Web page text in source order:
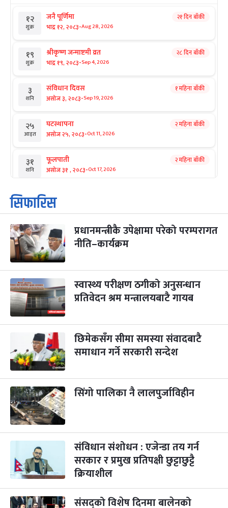
१२
शुक्र
जनै पूर्णिमा
भाद्र १२, २०८३-Aug 28, 2026
२१ दिन बाँकी
१९
शुक्र
श्रीकृष्ण जन्माष्टमी व्रत
भाद्र १९, २०८३-Sep 4, 2026
२८ दिन बाँकी
३
शनि
संविधान दिवस
असोज ३, २०८३-Sep 19, 2026
१ महिना बाँकी
२५
आइत
घटस्थापना
असोज २५, २०८३-Oct 11, 2026
२ महिना बाँकी
३१
शनि
फूलपाती
असोज ३१ , २०८३-Oct 17, 2026
२ महिना बाँकी
१
आइत
कार्तिक सङ्क्रान्ति
कार्तिक १, २०८३
३
मंगल
महानवमी
कार्तिक ३, २०८३-Oct 20, 2026
२ महिना बाँकी
४
बुध कार्तिक ४, २०८३ Oct 21, 2026
५
बिहि
पापा‌ङ्कुशा एकादशी व्रत
कार्तिक ५, २०८३
२ महिना बाँकी
२२
आइत
कुकुर तिहार
कार्तिक २२, २०८३-Nov 8, 2026
३ महिना बाँकी
२३ गाई पूजा
कार्तिक २३, २०८३ -
२४
मंगल
गोरुपुजा
कार्तिक २४, २०८३
२५
बुध
भाइटीका
कार्तिक २५, २०८३-Nov 11, 2026
३ महिना बाँकी
२९
आइत
छठपर्व
कार्तिक २९, २०८३-Nov 15, 2026
सिफारिस
प्रधानमन्त्रीकै उपेक्षामा परेको परम्परागत
नीति–कार्यक्रम
स्वास्थ्य परीक्षण ठगीको अनुसन्धान
प्रतिवेदन श्रम मन्त्रालयबाटै गायब
छिमेकसँग सीमा समस्या संवादबाटै
समाधान गर्ने सरकारी सन्देश
सिंगो पालिका नै लालपुर्जाविहीन
संविधान संशोधन : एजेन्डा तय गर्न
सरकार र प्रमुख प्रतिपक्षी छुट्टाछुट्टै
क्रियाशील
संसद्को विशेष दिनमा बालेनको